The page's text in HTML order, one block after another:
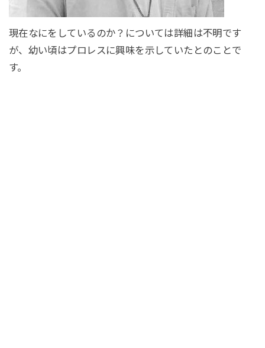
現在なにをしているのか？については詳細は不明です
が、幼い頃はプロレスに興味を示していたとのことで
す。